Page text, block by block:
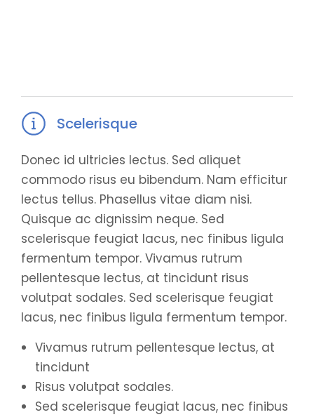
Scelerisque
Donec id ultricies lectus. Sed aliquet
commodo risus eu bibendum. Nam efficitur
lectus tellus. Phasellus vitae diam nisi.
Quisque ac dignissim neque. Sed
scelerisque feugiat lacus, nec finibus ligula
fermentum tempor. Vivamus rutrum
pellentesque lectus, at tincidunt risus
volutpat sodales. Sed scelerisque feugiat
lacus, nec finibus ligula fermentum tempor.
Vivamus rutrum pellentesque lectus, at
tincidunt
Risus volutpat sodales.
Sed scelerisque feugiat lacus, nec finibus